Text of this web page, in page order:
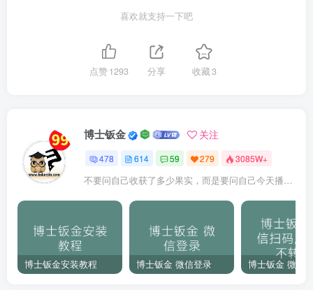
喜欢就支持一下吧
点赞1293 分享 收藏3
博士钣金 关注
478 614 59 279 3085W+
不要问自己收获了多少果实，而是要问自己今天播种了多少种子
博士钣金安装教程 博士钣金 微信登录